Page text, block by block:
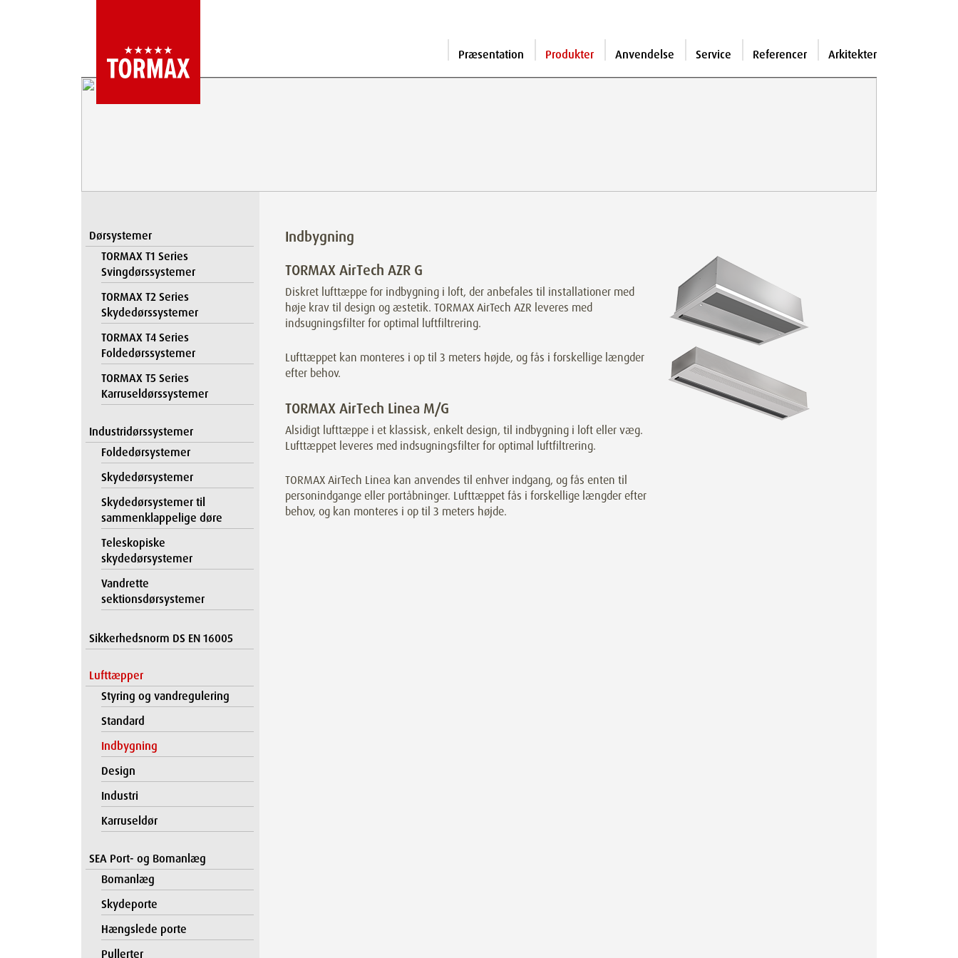
Præsentation Produkter Anvendelse Service Referencer Arkitekter
Dørsystemer
TORMAX T1 Series
Svingdørssystemer
TORMAX T2 Series
Skydedørssystemer
TORMAX T4 Series
Foldedørssystemer
TORMAX T5 Series
Karruseldørssystemer
Industridørssystemer
Foldedørsystemer
Skydedørsystemer
Skydedørsystemer til
sammenklappelige døre
Teleskopiske
skydedørsystemer
Vandrette
sektionsdørsystemer
Sikkerhedsnorm DS EN 16005
Lufttæpper
Styring og vandregulering
Standard
Indbygning
Design
Industri
Karruseldør
SEA Port- og Bomanlæg
Bomanlæg
Skydeporte
Hængslede porte
Pullerter
Indbygning
TORMAX AirTech AZR G
Diskret lufttæppe for indbygning i loft, der anbefales til installationer med
høje krav til design og æstetik. TORMAX AirTech AZR leveres med
indsugningsfilter for optimal luftfiltrering.
Lufttæppet kan monteres i op til 3 meters højde, og fås i forskellige længder
efter behov.
TORMAX AirTech Linea M/G
Alsidigt lufttæppe i et klassisk, enkelt design, til indbygning i loft eller væg.
Lufttæppet leveres med indsugningsfilter for optimal luftfiltrering.
TORMAX AirTech Linea kan anvendes til enhver indgang, og fås enten til
personindgange eller portåbninger. Lufttæppet fås i forskellige længder efter
behov, og kan monteres i op til 3 meters højde.